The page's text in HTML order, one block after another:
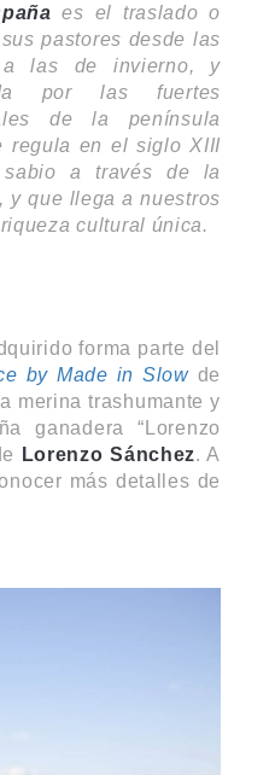
es el traslado o
pastores desde las
a las de invierno, y
por las fuertes
de la península
regula en el siglo XIII
a través de la
y que llega a nuestros
cultural única.
forma parte del
by Made in Slowde
merina trashumante y
ganadera “Lorenzo
Lorenzo Sánchez. A
más detalles de